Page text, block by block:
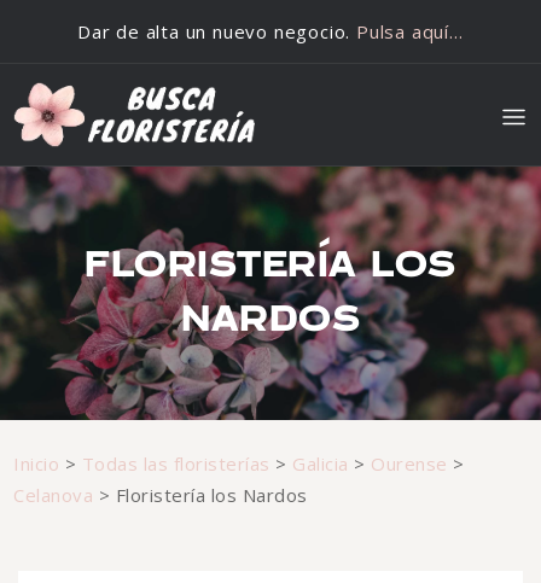
Dar de alta un nuevo negocio. Pulsa aquí…
FLORISTERÍA LOS
NARDOS
Inicio > Todas las floristerías > Galicia > Ourense >
Celanova > Floristería los Nardos